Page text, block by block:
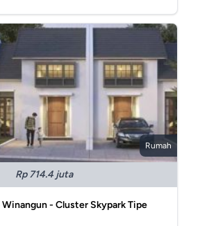
Rumah
Rp 714.4 juta
- Cluster Skypark Tipe